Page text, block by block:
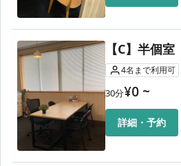
【C】半個
4名 まで利用可
30分¥0 ~
詳細・予約